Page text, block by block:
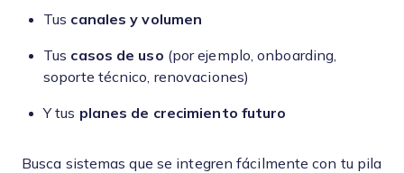
Tus canales y volumen
Tus casos de uso (por ejemplo, onboarding,
soporte técnico, renovaciones)
Y tus planes de crecimiento futuro
Busca sistemas que se integren fácilmente con tu pila